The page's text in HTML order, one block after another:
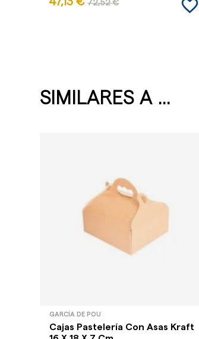
72,52 € favorite_border
SIMILARES A ...
GARCÍA DE POU
Cajas Pastelería Con Asas Kraft